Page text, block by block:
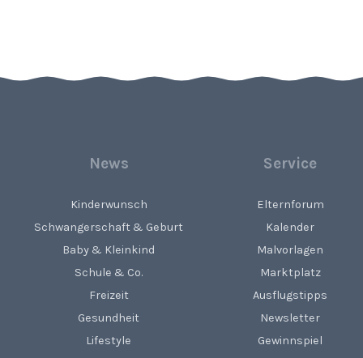
News
Kinderwunsch
Schwangerschaft & Geburt
Baby & Kleinkind
Schule & Co.
Freizeit
Gesundheit
Lifestyle
Service
Elternforum
Kalender
Malvorlagen
Marktplatz
Ausflugstipps
Newsletter
Gewinnspiel